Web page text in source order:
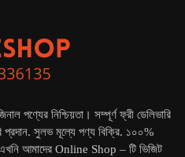
পণ্যের নিশ্চিয়তা। সম্পূর্ণ ফ্রী ডেলিভারি
প্রদান. সুলভ মূল্যে পণ্য বিক্রি. ১০০%
আমাদের Online Shop – টি ভিজিট